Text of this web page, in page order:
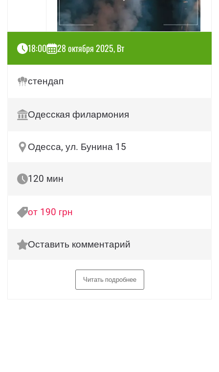
18:00 28 октября 2025, Вт
стендап
Одесская филармония
Одесса, ул. Бунина 15
120 мин
от 190 грн
Оставить комментарий
Читать подробнее